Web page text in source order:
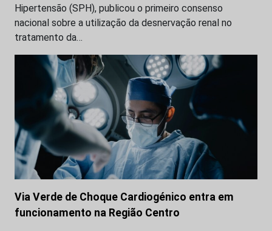
Hipertensão (SPH), publicou o primeiro consenso
nacional sobre a utilização da desnervação renal no
tratamento da…
Via Verde de Choque Cardiogénico entra em
funcionamento na Região Centro